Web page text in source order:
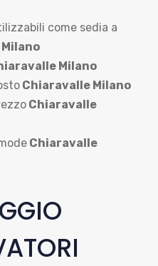
come sedia a
Milano
Chiaravalle Milano
Chiaravalle
Chiaravalle